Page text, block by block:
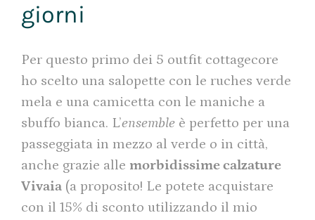
giorni
Per questo primo dei 5 outfit cottagecore
ho scelto una salopette con le ruches verde
mela e una camicetta con le maniche a
sbuffo bianca. L’ensemble è perfetto per una
passeggiata in mezzo al verde o in città,
anche grazie alle morbidissime calzature
Vivaia (a proposito! Le potete acquistare
con il 15% di sconto utilizzando il mio